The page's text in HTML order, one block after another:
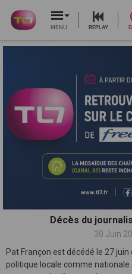
MENU REPLAY
Décès du
30 Juin
Pat Françon est décédé le 27
politique locale comme